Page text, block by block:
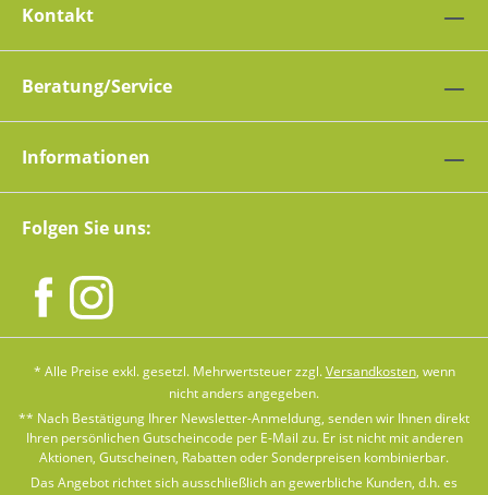
Kontakt
Beratung/Service
Informationen
Folgen Sie uns:
* Alle Preise exkl. gesetzl. Mehrwertsteuer zzgl.Versandkosten, wenn
nicht anders angegeben.
** Nach Bestätigung Ihrer Newsletter-Anmeldung, senden wir Ihnen direkt
Ihren persönlichen Gutscheincode per E-Mail zu. Er ist nicht mit anderen
Aktionen, Gutscheinen, Rabatten oder Sonderpreisen kombinierbar.
Das Angebot richtet sich ausschließlich an gewerbliche Kunden, d.h. es